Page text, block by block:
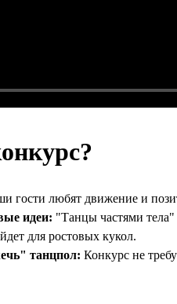
гости любят движение и
идеи: "Танцы частями тела"
для ростовых кукол.
танцпол: Конкурс не